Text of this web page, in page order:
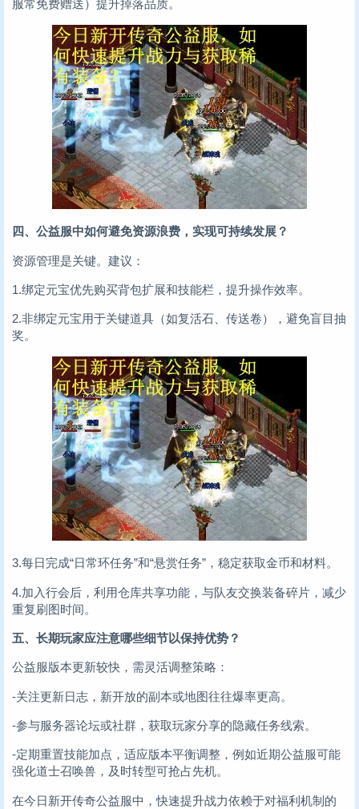
服常免费赠送）提升掉落品质。
四、公益服中如何避免资源浪费，实现可持续发展？
资源管理是关键。建议：
1.绑定元宝优先购买背包扩展和技能栏，提升操作效率。
2.非绑定元宝用于关键道具（如复活石、传送卷），避免盲目抽
奖。
3.每日完成“日常环任务”和“悬赏任务”，稳定获取金币和材料。
4.加入行会后，利用仓库共享功能，与队友交换装备碎片，减少
重复刷图时间。
五、长期玩家应注意哪些细节以保持优势？
公益服版本更新较快，需灵活调整策略：
-关注更新日志，新开放的副本或地图往往爆率更高。
-参与服务器论坛或社群，获取玩家分享的隐藏任务线索。
-定期重置技能加点，适应版本平衡调整，例如近期公益服可能
强化道士召唤兽，及时转型可抢占先机。
在今日新开传奇公益服中，快速提升战力依赖于对福利机制的